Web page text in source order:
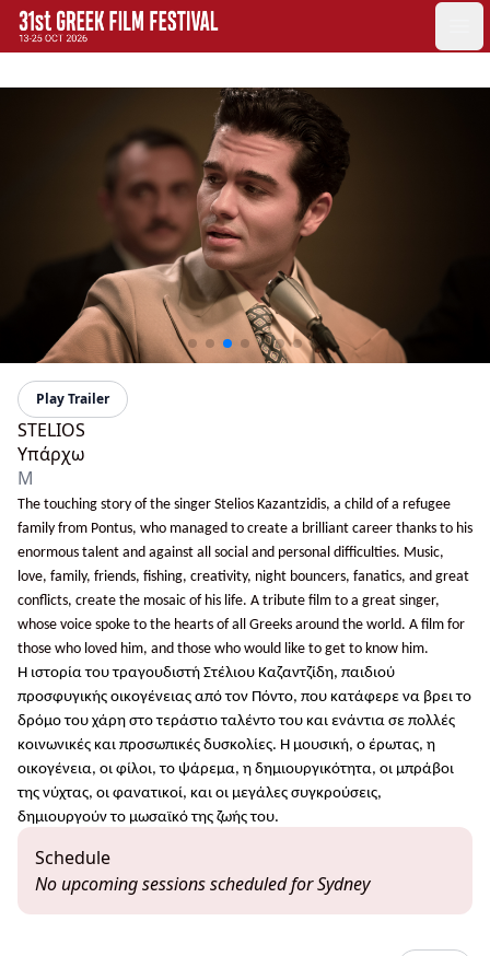
GFF
Greek Film Festival:
Play Trailer
STELIOS
Υπάρχω
M
The touching story of the singer Stelios Kazantzidis, a child of a refugee
family from Pontus, who managed to create a brilliant career thanks to his
enormous talent and against all social and personal difficulties. Music,
love, family, friends, fishing, creativity, night bouncers, fanatics, and great
conflicts, create the mosaic of his life. A tribute film to a great singer,
whose voice spoke to the hearts of all Greeks around the world. A film for
those who loved him, and those who would like to get to know him.
Η ιστορία του τραγουδιστή Στέλιου Καζαντζίδη, παιδιού
προσφυγικής οικογένειας από τον Πόντο, που κατάφερε να βρει το
δρόμο του χάρη στο τεράστιο ταλέντο του και ενάντια σε πολλές
κοινωνικές και προσωπικές δυσκολίες. Η μουσική, ο έρωτας, η
οικογένεια, οι φίλοι, το ψάρεμα, η δημιουργικότητα, οι μπράβοι
της νύχτας, οι φανατικοί, και οι μεγάλες συγκρούσεις,
δημιουργούν το μωσαϊκό της ζωής του.
Schedule
No upcoming sessions scheduled for Sydney